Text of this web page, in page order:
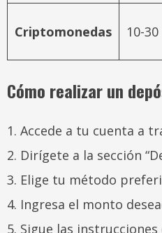
Criptomonedas 10-
Cómo realizar un
Accede a tu cuenta a
Dirígete a la sección
Elige tu método
Ingresa el monto
Sigue las